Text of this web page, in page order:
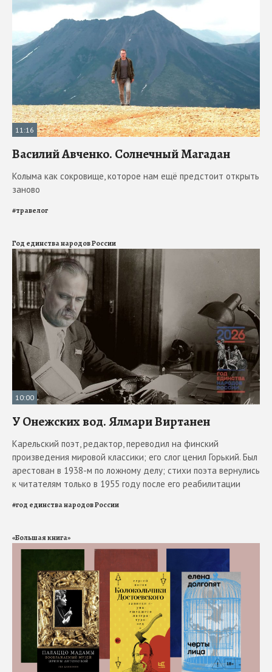
11:16
Василий Авченко. Солнечный Магадан
Колыма как сокровище, которое нам ещё предстоит открыть
заново
#травелог
Год единства народов России
10:00
У Онежских вод. Ялмари Виртанен
Карельский поэт, редактор, переводил на финский
произведения мировой классики; его слог ценил Горький. Был
арестован в 1938-м по ложному делу; стихи поэта вернулись
к читателям только в 1955 году после его реабилитации
#год единства народов России
«Большая книга»